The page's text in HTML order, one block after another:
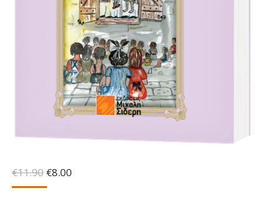
€11.90 Original
price
€8.00